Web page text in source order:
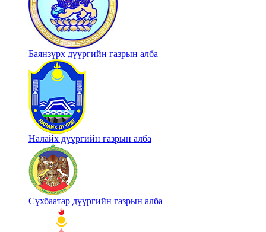
Баянзүрх дүүргийн газрын алба
Налайх дүүргийн газрын алба
Сүхбаатар дүүргийн газрын алба